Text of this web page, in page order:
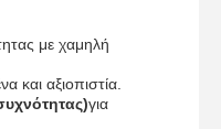
με χαμηλή
και αξιοπιστία.
για